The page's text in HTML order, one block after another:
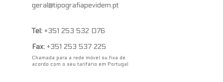
geral@tipografiapevidem.pt
Tel: +351 253 532 076
Fax: +351 253 537 225
Chamada para a rede móvel ou fixa de
acordo com o seu tarifário em Portugal